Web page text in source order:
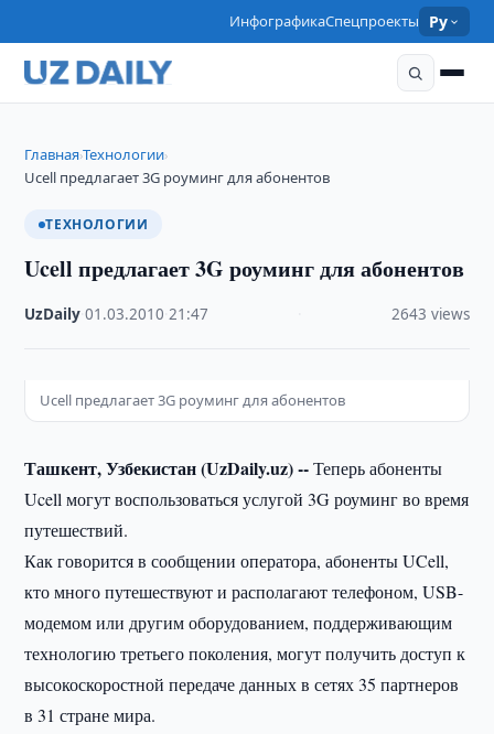
ИнфографикаСпецпроекты Ру
Главная›Технологии›
Ucell предлагает 3G роуминг для абонентов
ТЕХНОЛОГИИ
Ucell предлагает 3G роуминг для абонентов
UzDaily ·01.03.2010 ·21:47 2643 views
Ucell предлагает 3G роуминг для абонентов
Ташкент, Узбекистан (UzDaily.uz) --Теперь абоненты
Ucell могут воспользоваться услугой 3G роуминг во время
путешествий.
Как говорится в сообщении оператора, абоненты UCell,
кто много путешествуют и располагают телефоном, USB-
модемом или другим оборудованием, поддерживающим
технологию третьего поколения, могут получить доступ к
высокоскоростной передаче данных в сетях 35 партнеров
в 31 стране мира.